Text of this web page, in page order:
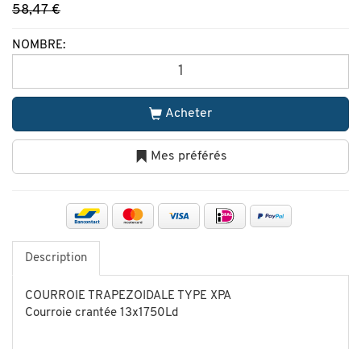
58,47 €
NOMBRE:
Acheter
Mes préférés
Description
COURROIE TRAPEZOIDALE TYPE XPA
Courroie crantée 13x1750Ld